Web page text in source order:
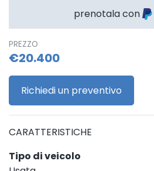
prenotala con
PREZZO
€20.400
Richiedi un preventivo
CARATTERISTICHE
Tipo di veicolo